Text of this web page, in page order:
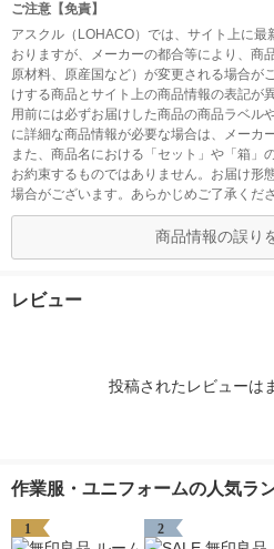
ご注意【免責】
アスクル（LOHACO）では、サイト上に
おりますが、メーカーの都合等により、商
原材料、原産国など）が変更される場合が
けする商品とサイト上の商品情報の表記が
用前には必ずお届けした商品の商品ラベル
に詳細な商品情報が必要な場合は、メーカ
また、商品名における「セット」や「箱」
お約束するものではありません。お届け形
場合がございます。あらかじめご了承くださ
商品情報の誤り
レビュー
投稿されたレビューは
作業服・ユニフォームの人気ラ
1 2